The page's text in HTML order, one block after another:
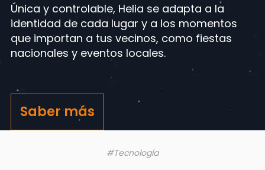
Única y controlable, Helia se adapta a la
identidad de cada lugar y a los momentos
que importan a tus vecinos, como fiestas
nacionales y eventos locales.
Saber más
#Tecnología